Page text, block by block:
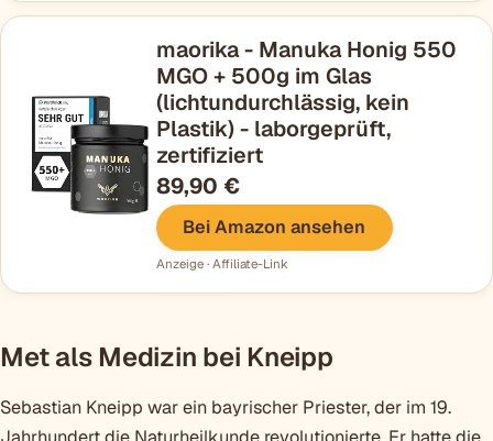
maorika - Manuka Honig 550
MGO + 500g im Glas
(lichtundurchlässig, kein
Plastik) - laborgeprüft,
zertifiziert
89,90 €
Bei Amazon ansehen
Anzeige · Affiliate-Link
Met als Medizin bei Kneipp
Sebastian Kneipp war ein bayrischer Priester, der im 19.